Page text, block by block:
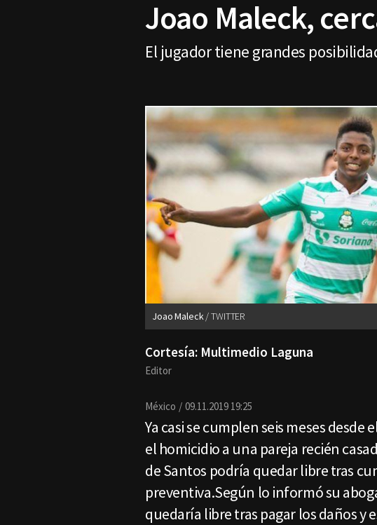
Joao Maleck,
El jugador tiene grandes
Joao Maleck TWITTER
Cortesía: Multimedio Laguna
Editor
México 09.11.2019 19:25
Ya casi se cumplen seis meses desde
el homicidio a una pareja recién
de Santos podría quedar libre tras
preventiva.Según lo informó su
quedaría libre tras pagar los daños y